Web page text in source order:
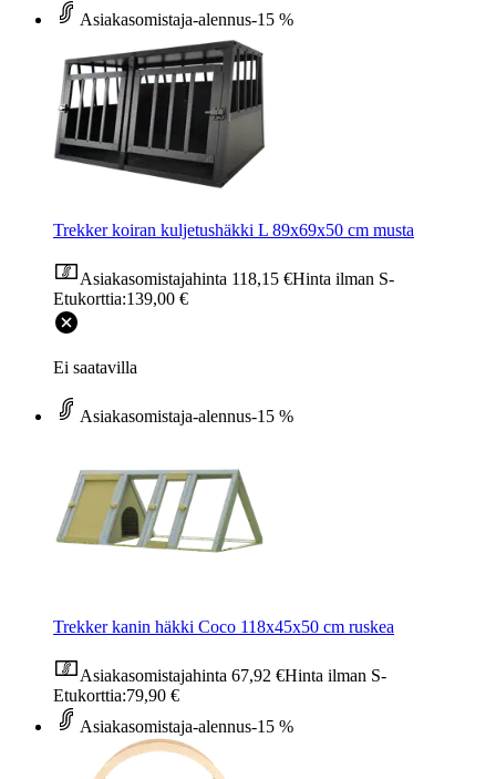
Asiakasomistaja-alennus-15 %
Trekker koiran kuljetushäkki L 89x69x50 cm musta
Asiakasomistajahinta 118,15 €Hinta ilman S-
Etukorttia:139,00 €
Ei saatavilla
Asiakasomistaja-alennus-15 %
Trekker kanin häkki Coco 118x45x50 cm ruskea
Asiakasomistajahinta 67,92 €Hinta ilman S-
Etukorttia:79,90 €
Asiakasomistaja-alennus-15 %